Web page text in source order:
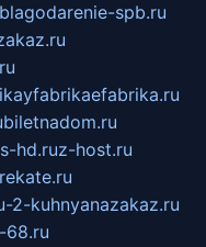
blagodarenie-spb.ru
biletnadom.ru
hd.ruz-host.ru
2-kuhnyanazakaz.ru
68.ru